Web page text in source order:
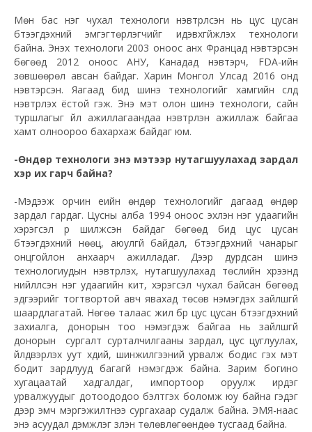
Мөн бас нэг чухал технологи нэвтрүүлсэн нь цус цусан
бүтээгдэхүүний эмгэгтөрүүлэгчийг идэвхгүйжүүлэх технологи
байна. Энэхүү технологи 2003 оноос анх Францад нэвтэрсэн
бөгөөд 2012 оноос АНУ, Канадад нэвтэрч, FDA-ийн
зөвшөөрөл авсан байдаг. Харин Монгол Улсад 2016 онд
нэвтэрсэн. Яагаад бид шинэ технологийг хамгийн сүүлд
нэвтрүүлэх ёстой гэж. Энэ мэт олон шинэ технологи, сайн
туршлагыг үйл ажиллагаандаа нэвтрүүлэн ажиллаж байгаа
хамт олноороо бахархаж байдаг юм.
-Өндөр технологи энэ мэтээр нутагшуулахад зардал
хэр их гарч байна?
-Мэдээж орчин үеийн өндөр технологийг дагаад өндөр
зардал гардаг. Цусны алба 1994 оноос эхлэн нэг удаагийн
хэрэгсэл рүү шилжсэн байдаг бөгөөд бид цус цусан
бүтээгдэхүүний нөөц, аюулгүй байдал, бүтээгдэхүүний чанарыг
онцгойлон анхаарч ажилладаг. Дээр дурдсан шинэ
технологиудын нэвтрүүлэх, нутагшуулахад төслийн хүрээнд
нийлүүлсэн нэг удаагийн кит, хэрэгсэл чухал байсан бөгөөд
эдгээрийг тогтвортой авч явахад төсөв нэмэгдэх зайлшгүй
шаардлагатай. Нөгөө талаас жил бүр цус цусан бүтээгдэхүүний
захиалга, донорын тоо нэмэгдэж байгаа нь зайлшгүй
донорын сургалт сурталчилгааны зардал, цус цуглуулах,
үйлдвэрлэх уут хүүдий, шинжилгээний урвалж бодис гэх мэт
бодит зардлууд багагүй нэмэгдэж байна. Зарим богино
хугацаатай хадгалдаг, импортоор оруулж ирдэг
урвалжуудыг дотоододоо бэлтгэх боломж юу байна гэдэг
дээр эмч мэргэжилтнээ сургахаар судалж байна. ЭМЯ-наас
энэ асуудал дэмжлэг үзүүлэн төлөвлөгөөндөө тусгаад байна.